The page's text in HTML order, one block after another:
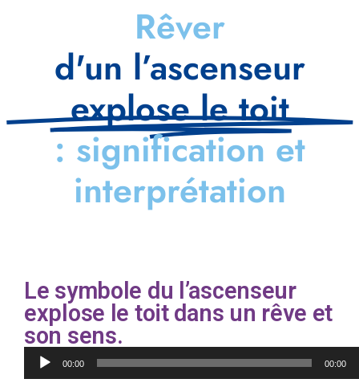
Rêver
d'un l’ascenseur
explose le toit
: signification et
interprétation
Le symbole du l’ascenseur
explose le toit dans un rêve et
son sens.
Lecteur
audio00:00 00:00